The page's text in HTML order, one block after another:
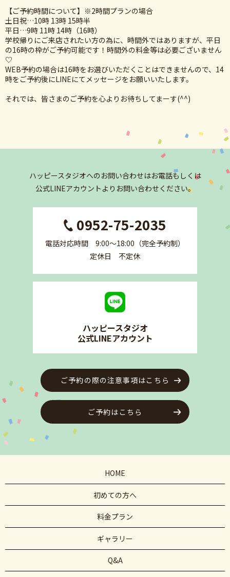
【ご予約時間について】※2時間プランの場合
土日祝…10時 13時 15時半
平日…9時 11時 14時（16時）
学校帰りにご来店されたい方の為に、時間外ではありますが、平日
の16時の枠がご予約可能です！時間外の料金等は必要ございません
♡
WEB予約の場合は16時をお選びいただくことはできませんので、14
時をご予約後にLINEにてメッセージをお願いいたします。
それでは、皆さまのご予約を心よりお待ちしてまーす(^^)
ハッピースタジオへの お問い合わせはお電話もしくは
公式LINEアカウントより お問い合わせください。
0952-75-2035
電話対応時間 9:00〜18:00（完全予約制）
定休日 不定休
ハッピースタジオ
公式LINEアカウント
ご予約の際の注意事項はこちら
ご予約はこちら
HOME
初めての方へ
料金プラン
ギャラリー
Q&A